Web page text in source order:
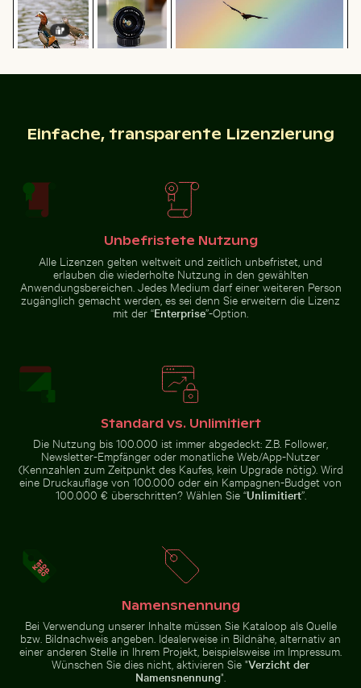
Charlottenburg,
Berlin
auf
Glasoberfläche
Erkundung am Wrack der
Kakapo
Zeitraffer von blühenden rosa Lilien
Wunderkerze mit Botschaft Budget verbrannt
Wunderkerze mit Botschaft
Luftaufnahme des Ozeans
Luftaufnahme des Ozeans und
der Wolken bei
Frische Tomaten tauchen ins WasserBlauer Kirchturm mit Glocke
Blauer Kirchturm mit Glocke vor
klarem Himmel
vor
Abstrakter Wald mit Bewegungsunschärfe
CN Tower zwischen Wolkenkratzern und städtischer
Einfache, transparente Lizenzierung
Unbefristete Nutzung
Alle Lizenzen gelten weltweit und zeitlich unbefristet, und
erlauben die wiederholte Nutzung in den gewählten
Anwendungsbereichen. Jedes Medium darf einer weiteren Person
zugänglich gemacht werden, es sei denn Sie erweitern die Lizenz
mit der “Enterprise”-Option.
Standard vs. Unlimitiert
Die Nutzung bis 100.000 ist immer abgedeckt: Z.B. Follower,
Newsletter-Empfänger oder monatliche Web/App-Nutzer
(Kennzahlen zum Zeitpunkt des Kaufes, kein Upgrade nötig). Wird
eine Druckauflage von 100.000 oder ein Kampagnen-Budget von
100.000 € überschritten? Wählen Sie “Unlimitiert”.
Namensnennung
Bei Verwendung unserer Inhalte müssen Sie Kataloop als Quelle
bzw. Bildnachweis angeben. Idealerweise in Bildnähe, alternativ an
einer anderen Stelle in Ihrem Projekt, beispielsweise im Impressum.
Wünschen Sie dies nicht, aktivieren Sie "Verzicht der
Namensnennung".